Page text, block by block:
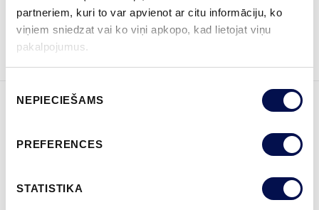
partneriem, kuri to var apvienot ar citu informāciju, ko
viņiem sniedzat vai ko viņi apkopo, kad lietojat viņu
pakalpojumus.
izvēle
NEPIECIEŠAMS
PREFERENCES
STATISTIKA
PASŪTĪT BROŠŪRU Sazinies ar mums